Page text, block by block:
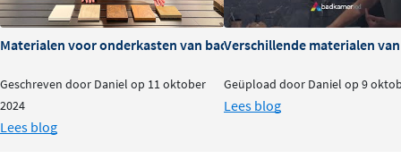
Materialen voor onderkasten van badkamermeubels: voor- en
Geschreven door Daniel op 11 oktober
2024
Lees blog
Verschillende materialen
Geüpload door Daniel op 9
Lees blog